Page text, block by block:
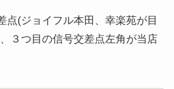
点(ジョイフル本田、幸楽苑が目
３つ目の信号交差点左角が当店